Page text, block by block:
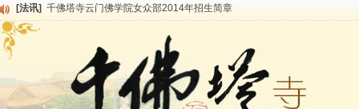
[法讯] 千佛塔寺兴建佛学院综合大楼缘起
[法讯]
千佛塔寺阅藏堂周末阅藏报名通知
清明节祭祖报恩地藏法会
[法讯] 本寺方丈上明下慧尼和尚开讲《六祖坛经》
[法讯] 2015-3-26师父于法堂对大众的开示